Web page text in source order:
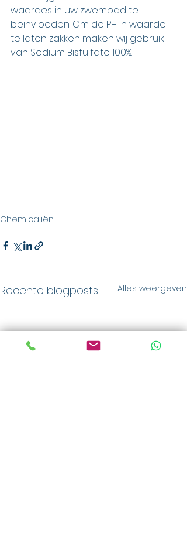
waardes in uw zwembad te
beïnvloeden. Om de PH in waarde
te laten zakken maken wij gebruik
van Sodium Bisfulfate 100%.
Chemicaliën
Recente blogposts Alles weergeven